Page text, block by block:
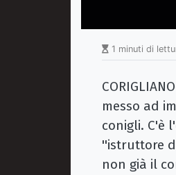
1 minuti di
messo ad
conigli. C'è
''istruttore
non già il